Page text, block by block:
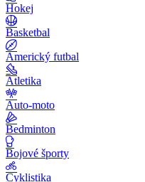
Hokej
Basketbal
Americký futbal
Atletika
Auto-moto
Bedminton
Bojové športy
Cyklistika